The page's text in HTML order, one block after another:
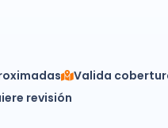
Valida
revisión